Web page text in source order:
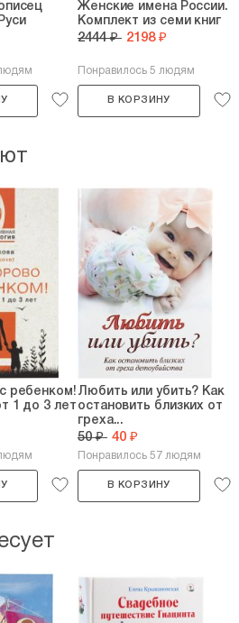
Женские имена России.
Комплект из семи книг
2444 ₽ 2198 ₽
Понравилось 5 людям
В КОРЗИНУ
ребенком!
1 до 3 лет
Любить или убить? Как
остановить близких от
греха...
50 ₽ 40 ₽
Понравилось 57 людям
В КОРЗИНУ